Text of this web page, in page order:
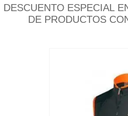
DESCUENTO ESPECIAL
DE PRODUCTOS